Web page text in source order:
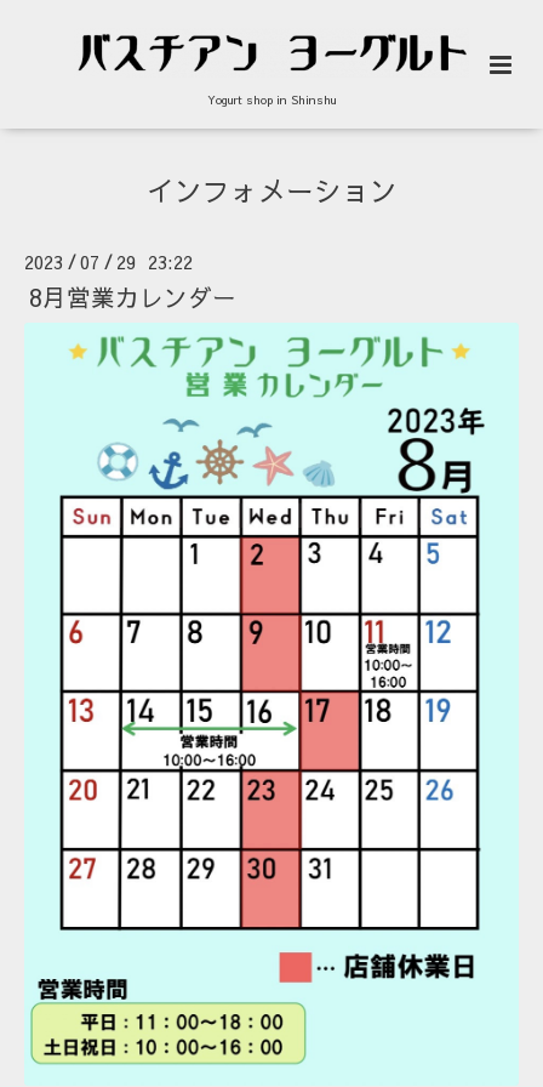
Yogurt shop in Shinshu
インフォメーション
2023 /07 / 29 23:22
8月営業カレンダー